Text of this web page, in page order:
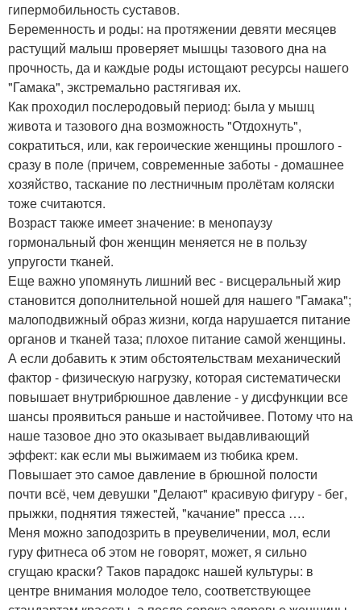
гипермобильность суставов.
Беременность и роды: на протяжении девяти месяцев
растущий малыш проверяет мышцы тазового дна на
прочность, да и каждые роды истощают ресурсы нашего
"Гамака", экстремально растягивая их.
Как проходил послеродовый период: была у мышц
живота и тазового дна возможность "Отдохнуть",
сократиться, или, как героические женщины прошлого -
сразу в поле (причем, современные заботы - домашнее
хозяйство, таскание по лестничным пролётам коляски
тоже считаются.
Возраст также имеет значение: в менопаузу
гормональный фон женщин меняется не в пользу
упругости тканей.
Еще важно упомянуть лишний вес - висцеральный жир
становится дополнительной ношей для нашего "Гамака";
малоподвижный образ жизни, когда нарушается питание
органов и тканей таза; плохое питание самой женщины.
А если добавить к этим обстоятельствам механический
фактор - физическую нагрузку, которая систематически
повышает внутрибрюшное давление - у дисфункции все
шансы проявиться раньше и настойчивее. Потому что на
наше тазовое дно это оказывает выдавливающий
эффект: как если мы выжимаем из тюбика крем.
Повышает это самое давление в брюшной полости
почти всё, чем девушки "Делают" красивую фигуру - бег,
прыжки, поднятия тяжестей, "качание" пресса ….
Меня можно заподозрить в преувеличении, мол, если
гуру фитнеса об этом не говорят, может, я сильно
сгущаю краски? Таков парадокс нашей культуры: в
центре внимания молодое тело, соответствующее